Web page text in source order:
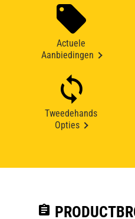
Actuele
Aanbiedingen
Tweedehands
Opties
assignment